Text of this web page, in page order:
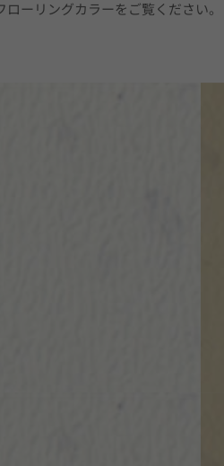
ーリングカラーをご覧ください。